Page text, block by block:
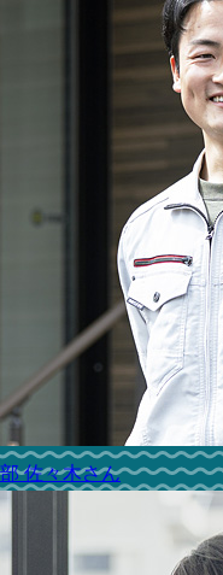
部佐々木さん